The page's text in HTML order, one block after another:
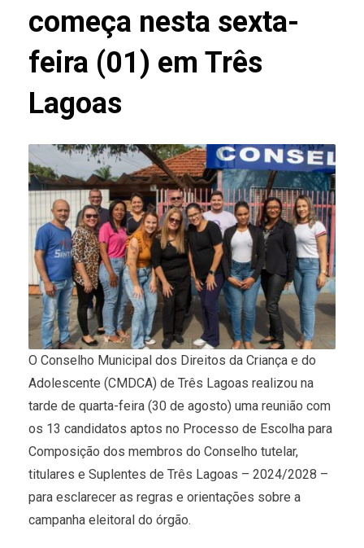
começa nesta sexta-
feira (01) em Três
Lagoas
O Conselho Municipal dos Direitos da Criança e do
Adolescente (CMDCA) de Três Lagoas realizou na
tarde de quarta-feira (30 de agosto) uma reunião com
os 13 candidatos aptos no Processo de Escolha para
Composição dos membros do Conselho tutelar,
titulares e Suplentes de Três Lagoas – 2024/2028 –
para esclarecer as regras e orientações sobre a
campanha eleitoral do órgão.